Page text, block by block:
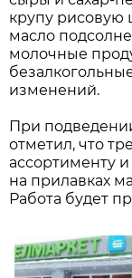
крупу рисовую
масло
молочные
изменений.
При
отметил, что
ассортименту
на прилавках
Работа будет